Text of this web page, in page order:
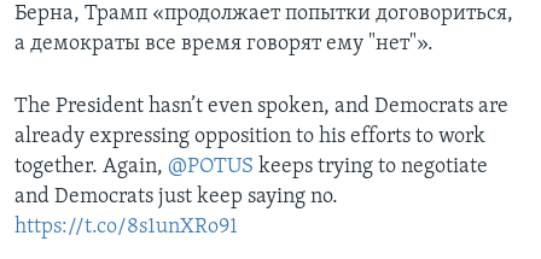
Берна, Трамп «продолжает попытки договориться,
а демократы все время говорят ему "нет"».
The President hasn’t even spoken, and Democrats are
already expressing opposition to his efforts to work
together. Again, @POTUS keeps trying to negotiate
and Democrats just keep saying no.
https://t.co/8s1unXRo91